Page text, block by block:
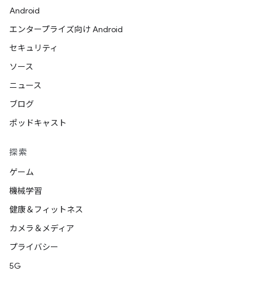
Android
エンタープライズ向け Android
セキュリティ
ソース
ニュース
ブログ
ポッドキャスト
探索
ゲーム
機械学習
健康＆フィットネス
カメラ＆メディア
プライバシー
5G